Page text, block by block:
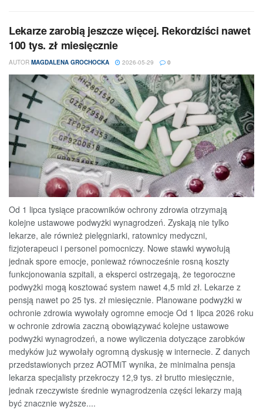
Lekarze zarobią jeszcze więcej. Rekordziści nawet
100 tys. zł miesięcznie
AUTOR MAGDALENA GROCHOCKA 2026-05-29 0
Od 1 lipca tysiące pracowników ochrony zdrowia otrzymają
kolejne ustawowe podwyżki wynagrodzeń. Zyskają nie tylko
lekarze, ale również pielęgniarki, ratownicy medyczni,
fizjoterapeuci i personel pomocniczy. Nowe stawki wywołują
jednak spore emocje, ponieważ równocześnie rosną koszty
funkcjonowania szpitali, a eksperci ostrzegają, że tegoroczne
podwyżki mogą kosztować system nawet 4,5 mld zł. Lekarze z
pensją nawet po 25 tys. zł miesięcznie. Planowane podwyżki w
ochronie zdrowia wywołały ogromne emocje Od 1 lipca 2026 roku
w ochronie zdrowia zaczną obowiązywać kolejne ustawowe
podwyżki wynagrodzeń, a nowe wyliczenia dotyczące zarobków
medyków już wywołały ogromną dyskusję w internecie. Z danych
przedstawionych przez AOTMiT wynika, że minimalna pensja
lekarza specjalisty przekroczy 12,9 tys. zł brutto miesięcznie,
jednak rzeczywiste średnie wynagrodzenia części lekarzy mają
być znacznie wyższe....